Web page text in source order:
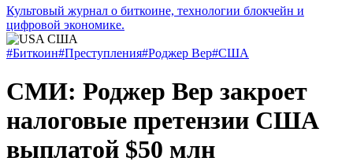
Культовый журнал о биткоине, технологии блокчейн и
цифровой экономике.
#Биткоин#Преступления#Роджер Вер#США
СМИ: Роджер Вер закроет
налоговые претензии США
выплатой $50 млн